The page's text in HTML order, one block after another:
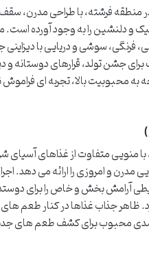
در منطقه فرشته، با طراحی مدرن،
و دلنشین را به وجود آورده
فرنگی، سوشی و دریایی با
برای جشن تولد، قرارهای دوستانه
محبوبیت بالا، تجربه ای فراموش
با منویی متفاوت از غذاهای
و امروزی را ارائه می دهد.
آرامش بخش و خاص را برای
ظاهر جذاب غذاها در کنار طعم
محبوب برای کشف طعم های